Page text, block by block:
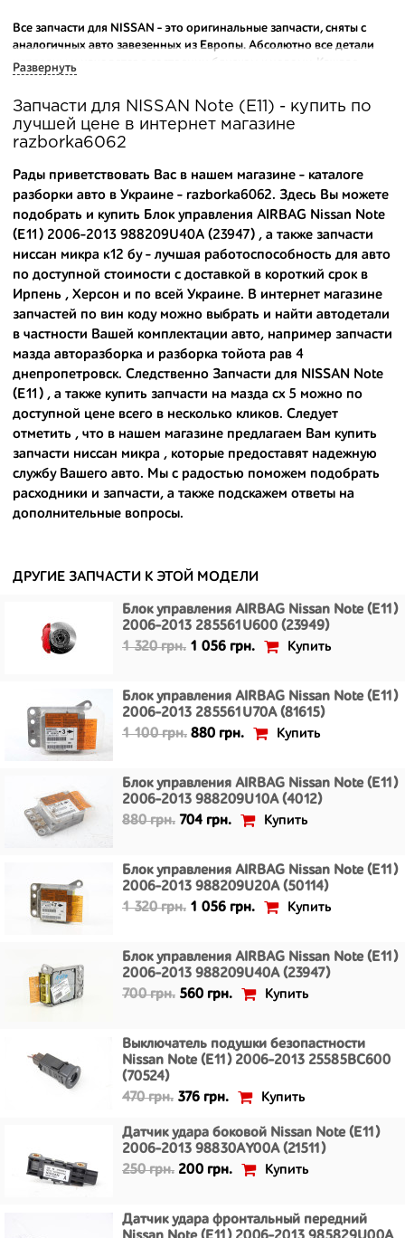
Все запчасти для NISSAN - это оригинальные запчасти, сняты с
аналогичных авто завезенных из Европы. Абсолютно все детали
исправны и находятся в состоянии близком к новому. Каждая
производителя.
Вашему вниманию предлагаем широкий ассортимент
автозапчастей дляNISSAN Note (E11) 2006-2013
популярных марок. Мы продаем оригинальные и
высококачественные запчасти, отказываясь от контрафактных
аналогов.
Многие наши оптовые клиенты рекомендуют именно нашу
разборку как надежного и проверенного продавца. Если вам
требуется приобрести оптовую партию деталей для японских
автомобилей, то консультанты нашего интернет-магазина
подберут вам товар и укомплектуют партию. Также мы поможем с
правильным выбором по каталогу автозапчастей.
Купить комплектующие для авто с разборки – хорошее решение.
Ведь наши запчасти:
- доступные по цене;
- сняты только с автомобилей, которые ездили по превосходным
европейским и японским дорогам;
- имеют большой запас прочности и невыробатанный ресурс, и
долго прослужат вам.
Развернуть
Запчасти для NISSAN Note (E11) - купить по
лучшей цене в интернет магазине
razborka6062
Рады приветствовать Вас в нашем магазине - каталоге
разборки авто в Украине - razborka6062. Здесь Вы можете
подобрать и купить Блок управления AIRBAG Nissan Note
(E11) 2006-2013 988209U40A (23947) , а также запчасти
ниссан микра к12 бу- лучшая работоспособность для авто
по доступной стоимости с доставкой в короткий срок в
Ирпень , Херсон и по всей Украине. В интернет магазине
запчастей по вин коду можно выбрать и найти автодетали
в частности Вашей комплектации авто, например запчасти
мазда авторазборка и разборка тойота рав 4
днепропетровск. Следственно Запчасти для NISSAN Note
(E11) , а также купить запчасти на мазда сх 5 можно по
доступной цене всего в несколько кликов. Следует
отметить , что в нашем магазине предлагаем Вам купить
запчасти ниссан микра , которые предоставят надежную
службу Вашего авто. Мы с радостью поможем подобрать
расходники и запчасти, а также подскажем ответы на
дополнительные вопросы.
ДРУГИЕ ЗАПЧАСТИ К ЭТОЙ МОДЕЛИ
Блок управления AIRBAG Nissan Note (E11)
2006-2013 285561U600 (23949)
1 320 грн. 1 056 грн. Купить
Блок управления AIRBAG Nissan Note (E11)
2006-2013 285561U70A (81615)
1 100 грн. 880 грн. Купить
Блок управления AIRBAG Nissan Note (E11)
2006-2013 988209U10A (4012)
880 грн. 704 грн. Купить
Блок управления AIRBAG Nissan Note (E11)
2006-2013 988209U20A (50114)
1 320 грн. 1 056 грн. Купить
Блок управления AIRBAG Nissan Note (E11)
2006-2013 988209U40A (23947)
700 грн. 560 грн. Купить
Выключатель подушки безопастности
Nissan Note (E11) 2006-2013 25585BC600
(70524)
470 грн. 376 грн. Купить
Датчик удара боковой Nissan Note (E11)
2006-2013 98830AY00A (21511)
250 грн. 200 грн. Купить
Датчик удара фронтальный передний